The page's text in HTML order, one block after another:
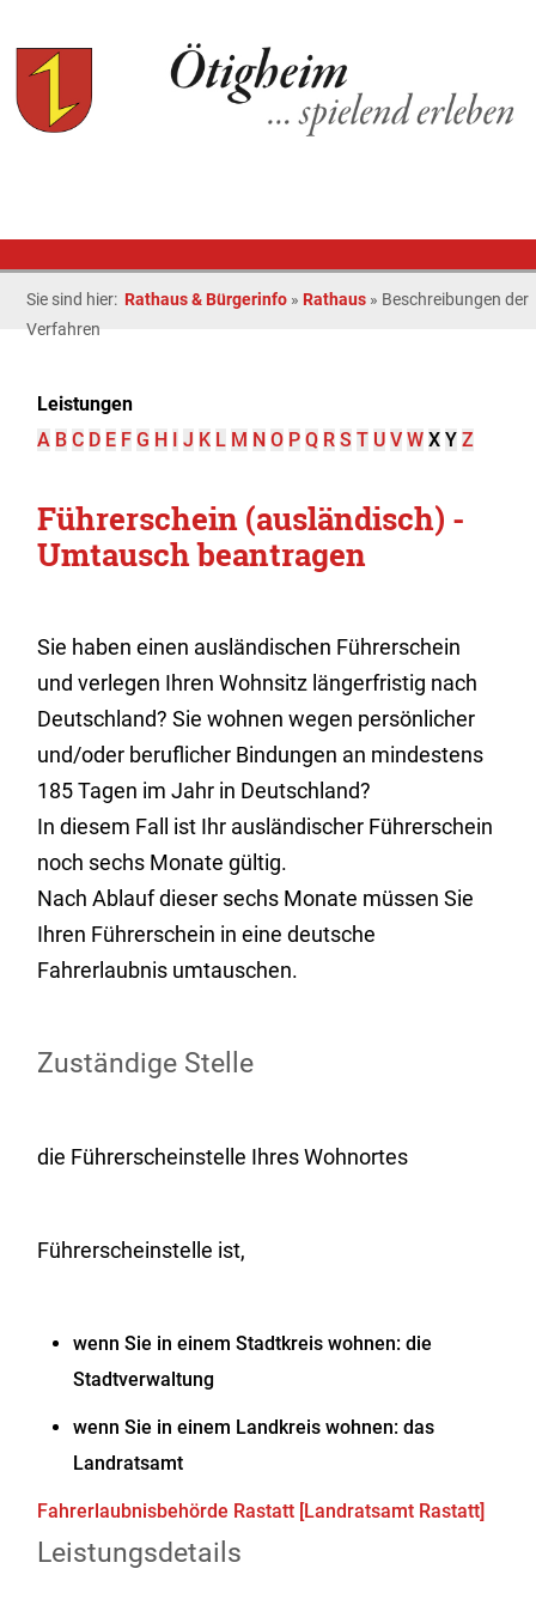
Sie sind hier: Rathaus & Bürgerinfo » Rathaus » Beschreibungen der
Verfahren
Leistungen
A B C D E F G H I J K L M N O P Q R S T U V W X Y Z
Führerschein (ausländisch) -
Umtausch beantragen
Sie haben einen ausländischen Führerschein
und verlegen Ihren Wohnsitz längerfristig nach
Deutschland? Sie wohnen wegen persönlicher
und/oder beruflicher Bindungen an mindestens
185 Tagen im Jahr in Deutschland?
In diesem Fall ist Ihr ausländischer Führerschein
noch sechs Monate gültig.
Nach Ablauf dieser sechs Monate müssen Sie
Ihren Führerschein in eine deutsche
Fahrerlaubnis umtauschen.
Zuständige Stelle
die Führerscheinstelle Ihres Wohnortes
Führerscheinstelle ist,
wenn Sie in einem Stadtkreis wohnen: die
Stadtverwaltung
wenn Sie in einem Landkreis wohnen: das
Landratsamt
Fahrerlaubnisbehörde Rastatt [Landratsamt Rastatt]
Leistungsdetails